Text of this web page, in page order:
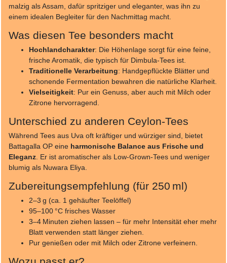
malzig als Assam, dafür spritziger und eleganter, was ihn zu
einem idealen Begleiter für den Nachmittag macht.
Was diesen Tee besonders macht
Hochlandcharakter: Die Höhenlage sorgt für eine feine,
frische Aromatik, die typisch für Dimbula-Tees ist.
Traditionelle Verarbeitung: Handgepflückte Blätter und
schonende Fermentation bewahren die natürliche Klarheit.
Vielseitigkeit: Pur ein Genuss, aber auch mit Milch oder
Zitrone hervorragend.
Unterschied zu anderen Ceylon-Tees
Während Tees aus Uva oft kräftiger und würziger sind, bietet
Battagalla OP eine harmonische Balance aus Frische und
Eleganz . Er ist aromatischer als Low-Grown-Tees und weniger
blumig als Nuwara Eliya.
Zubereitungsempfehlung (für 250 ml)
2–3 g (ca. 1 gehäufter Teelöffel)
95–100 °C frisches Wasser
3–4 Minuten ziehen lassen – für mehr Intensität eher mehr
Blatt verwenden statt länger ziehen.
Pur genießen oder mit Milch oder Zitrone verfeinern.